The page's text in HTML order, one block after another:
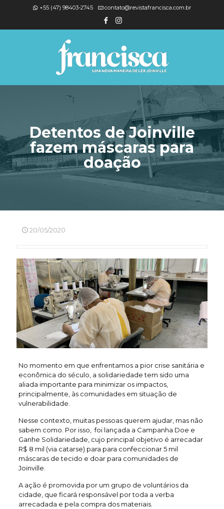
+55 (47) 98403-2745 contato@revistafrancisca.com.br
Detentos de Joinville
fazem máscaras para
doação
20/05/2020
No momento em que enfrentamos a pior crise sanitária e
econômica do século, a solidariedade tem sido uma
aliada importante para minimizar os impactos,
principalmente, às comunidades em situação de
vulnerabilidade.
Nesse contexto, muitas pessoas querem ajudar, mas não
sabem como. Por isso, foi lançada a Campanha Doe e
Ganhe Solidariedade, cujo principal objetivo é arrecadar
R$ 8 mil (via catarse) para para confeccionar 5 mil
máscaras de tecido e doar para comunidades de
Joinville.
A ação é promovida por um grupo de voluntários da
cidade, que ficará responsável por toda a verba
arrecadada e pela compra dos materiais.